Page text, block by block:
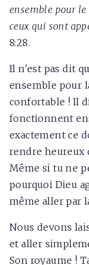
ensemble pour
ceux qui sont
8:28.
Il n'est pas dit
ensemble pour
confortable ! Il
fonctionnent
exactement ce
rendre heureux
Même si tu ne
pourquoi Dieu
même aller par
Nous devons
et aller
Son royaume !